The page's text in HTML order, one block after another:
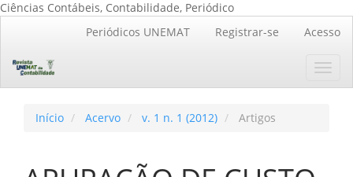
Ciências Contábeis, Contabilidade, Periódico
principal
Barra
Periódicos UNEMAT Registrar-se Acesso
Início Acervo v. 1 n. 1 (2012) Artigos